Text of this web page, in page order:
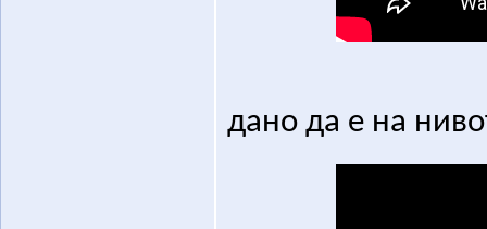
дано да е на